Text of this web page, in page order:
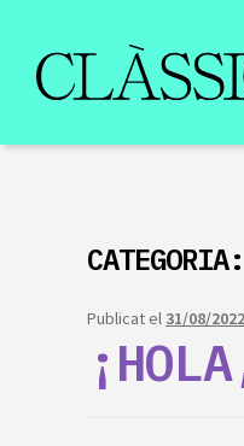
CATEGORIA:
Publicat el 31/08/2022